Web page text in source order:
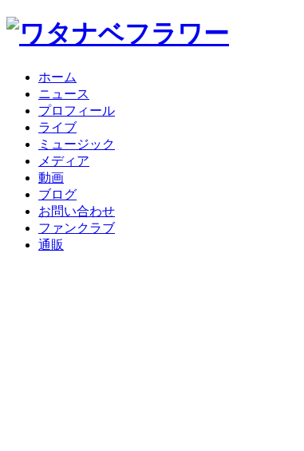
ホーム
ニュース
プロフィール
ライブ
ミュージック
メディア
動画
ブログ
お問い合わせ
ファンクラブ
通販